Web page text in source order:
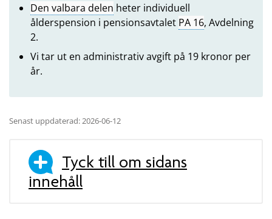
Den valbara delen heter individuell
ålderspension i pensionsavtalet PA 16, Avdelning
2.
Vi tar ut en administrativ avgift på 19 kronor per
år.
Senast uppdaterad: 2026-06-12
Tyck till om sidans
innehåll